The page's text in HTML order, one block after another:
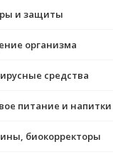
и защиты
организма
средства
питание и напитки
биокорректоры